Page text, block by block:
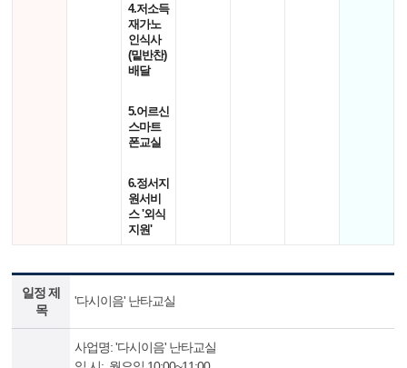
4.저소득
재가노
인식사
(밑반찬)
배달
5.어르신
스마트
폰교실
6.정서지
원서비
스 '외식
지원'
일정 제
목
'다시이음' 난타교실
사업명: '다시이음' 난타교실